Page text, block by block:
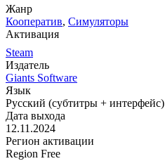
Жанр
Кооператив, Симуляторы
Активация
Steam
Издатель
Giants Software
Язык
Русский (субтитры + интерфейс)
Дата выхода
12.11.2024
Регион активации
Region Free